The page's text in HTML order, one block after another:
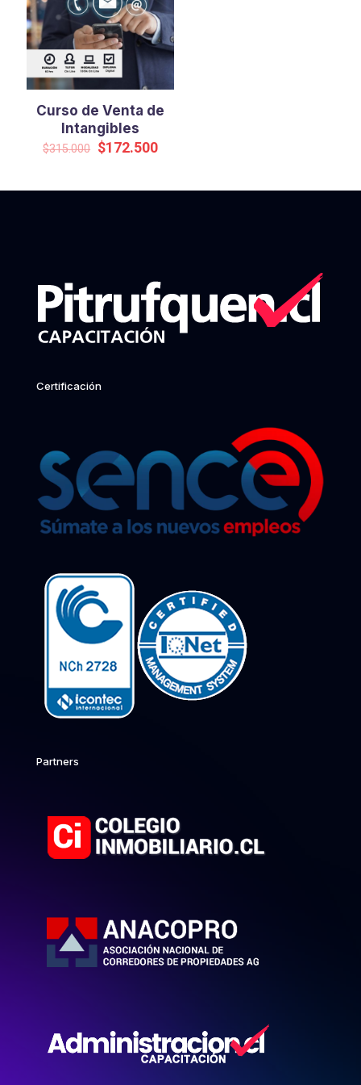
Curso de Venta de
Intangibles
$315.000 Original
$315.000.
$172.500Current
$172.500.
Certificación
Partners